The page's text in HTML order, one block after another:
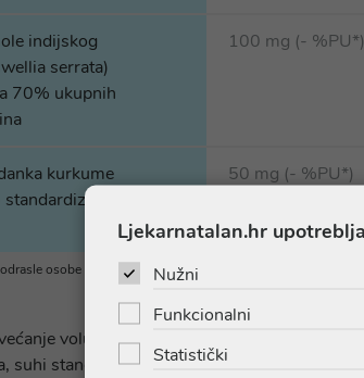
indijskog
serrata)
70% ukupnih
100 mg (- %PU*)
kurkume
na 95%
50 mg (- %PU*)
osobe
volumena: mikrokristalična celuloza,
suhi standardizirani ekstrakt podanka
Ljekarnatalan.hr
Nužni
Funkcionalni
Statistički